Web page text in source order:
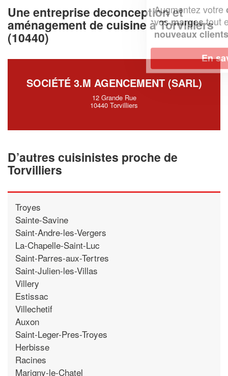
Une entreprise deconception et
aménagement de cuisine à Torvilliers
(10440)
SOCIÉTÉ 3.M AGENCEMENT (SARL)
12 Grande Rue
10440 Torvilliers
D’autres cuisinistes proche de
Torvilliers
Troyes
Sainte-Savine
Saint-Andre-les-Vergers
La-Chapelle-Saint-Luc
Saint-Parres-aux-Tertres
Saint-Julien-les-Villas
Villery
Estissac
Villechetif
Auxon
Saint-Leger-Pres-Troyes
Herbisse
Racines
Marigny-le-Chatel
Augmentez votrechiffre d'affaireset
vosmargestout en gagnant de
nouveaux clients!
En savoir plus